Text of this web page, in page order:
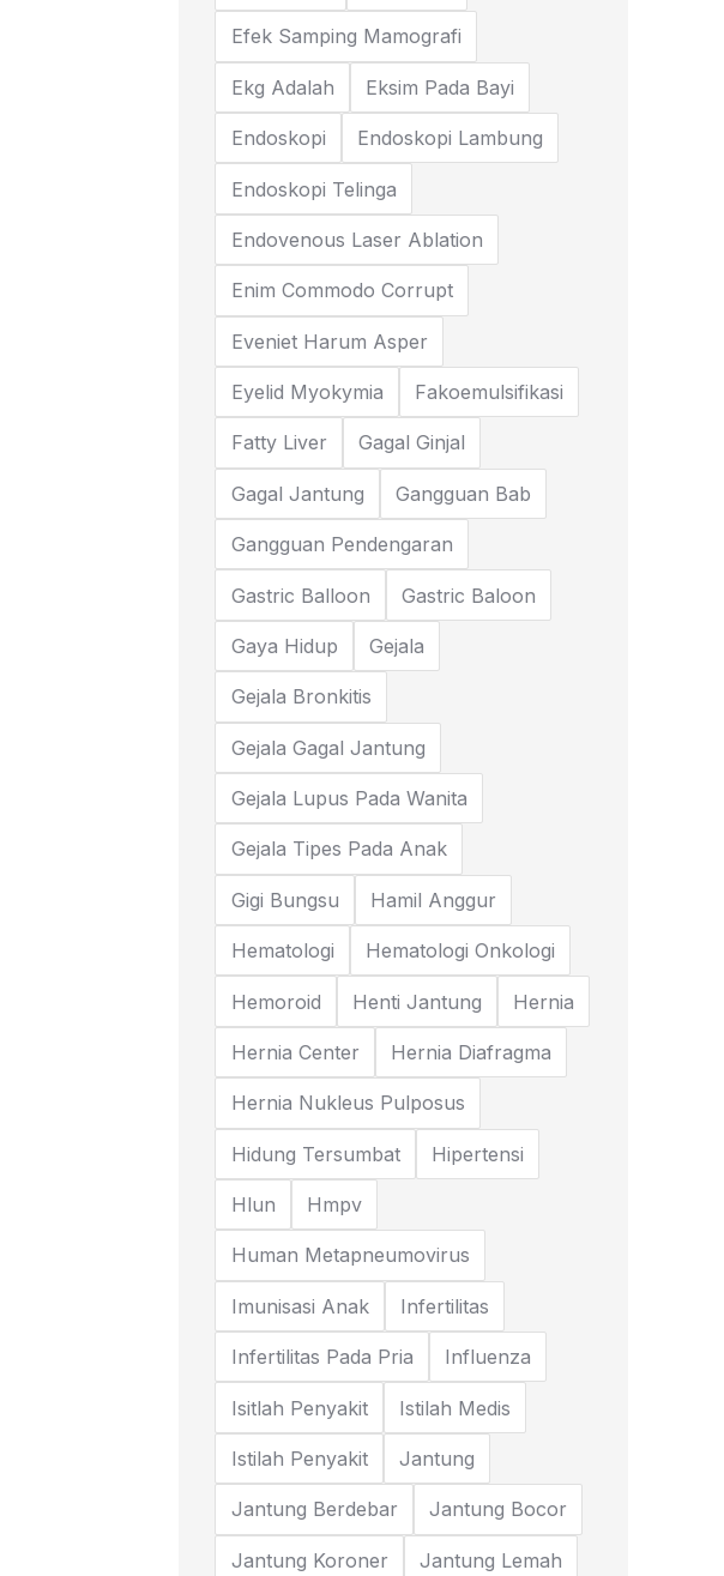
Efek Samping Mamografi
Ekg Adalah Eksim Pada Bayi
Endoskopi Endoskopi Lambung
Endoskopi Telinga
Endovenous Laser Ablation
Enim Commodo Corrupt
Eveniet Harum Asper
Eyelid Myokymia Fakoemulsifikasi
Fatty Liver Gagal Ginjal
Gagal Jantung Gangguan Bab
Gangguan Pendengaran
Gastric Balloon Gastric Baloon
Gaya Hidup Gejala
Gejala Bronkitis
Gejala Gagal Jantung
Gejala Lupus Pada Wanita
Gejala Tipes Pada Anak
Gigi Bungsu Hamil Anggur
Hematologi Hematologi Onkologi
Hemoroid Henti Jantung Hernia
Hernia Center Hernia Diafragma
Hernia Nukleus Pulposus
Hidung Tersumbat Hipertensi
Hlun Hmpv
Human Metapneumovirus
Imunisasi Anak Infertilitas
Infertilitas Pada Pria Influenza
Isitlah Penyakit Istilah Medis
Istilah Penyakit Jantung
Jantung Berdebar Jantung Bocor
Jantung Koroner Jantung Lemah